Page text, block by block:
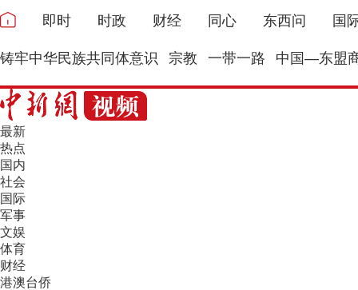
即时 时政 财经 同心 东西问 国
铸牢中华民族共同体意识 宗教 一带一路 中国—东盟
最新
热点
国内
社会
国际
军事
文娱
体育
财经
港澳台侨